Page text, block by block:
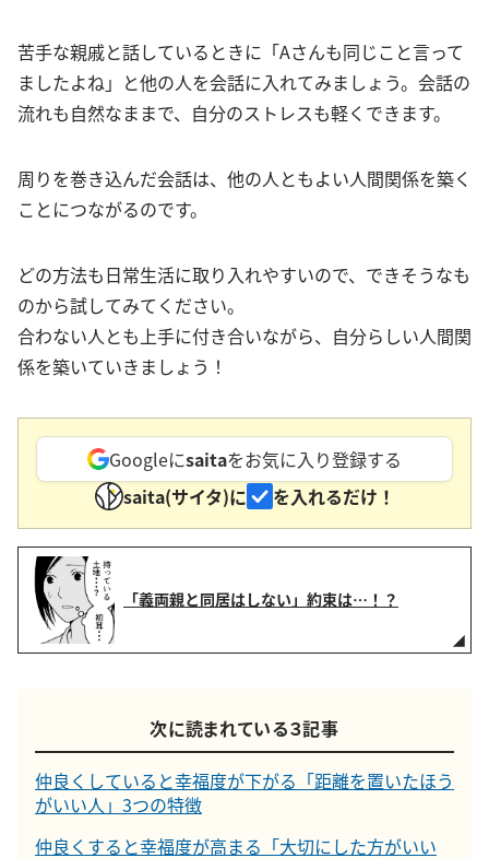
苦手な親戚と話しているときに「Aさんも同じこと言って
ましたよね」と他の人を会話に入れてみましょう。会話の
流れも自然なままで、自分のストレスも軽くできます。
周りを巻き込んだ会話は、他の人ともよい人間関係を築く
ことにつながるのです。
どの方法も日常生活に取り入れやすいので、できそうなも
のから試してみてください。
合わない人とも上手に付き合いながら、自分らしい人間関
係を築いていきましょう！
Googleにsaitaをお気に入り登録する
saita(サイタ)に
を入れるだけ！
「義両親と同居はしない」約束は…！？
次に読まれている３記事
仲良くしていると幸福度が下がる「距離を置いたほう
がいい人」3つの特徴
仲良くすると幸福度が高まる「大切にした方がいい